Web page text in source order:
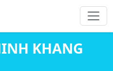
KHANG